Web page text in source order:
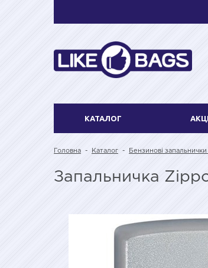
КАТАЛОГ
Головна - Каталог - Бензинові
Запальничка